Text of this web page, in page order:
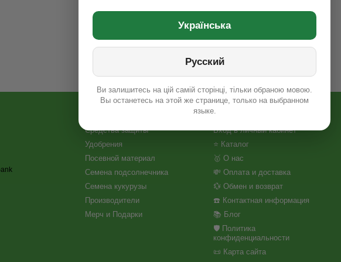
Средства защиты
Удобрения
Посевной материал
Семена подсолнечника
Семена кукурузы
Производители
Мерч и Подарки
Клиентам
Вход в личный кабинет
⭐ Каталог
🥇 О нас
💸 Оплата и доставка
💱 Обмен и возврат
☎️ Контактная информация
📚 Блог
🛡️ Политика
конфиденциальности
📜 Карта сайта
Українська
Русский
Ви залишитесь на цій самій сторінці, тільки обраною мовою.
Вы останетесь на этой же странице, только на выбранном
языке.